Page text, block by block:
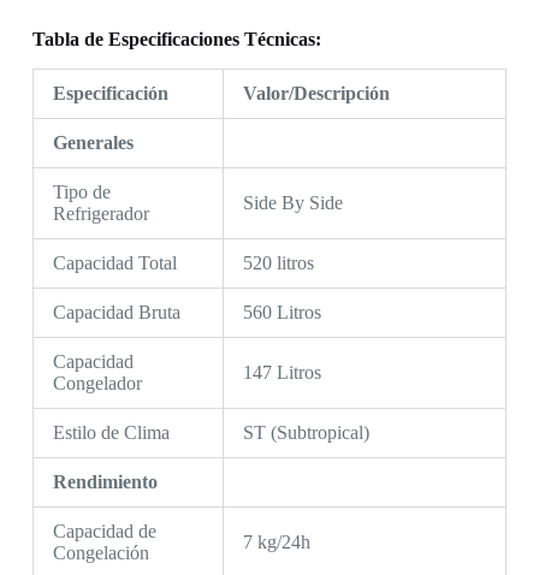
Tabla de Especificaciones Técnicas:
Especificación Valor/Descripción
Generales
Tipo de
Refrigerador
Side By Side
Capacidad Total 520 litros
Capacidad Bruta 560 Litros
Capacidad
Congelador
147 Litros
Estilo de Clima ST (Subtropical)
Rendimiento
Capacidad de
Congelación
7 kg/24h